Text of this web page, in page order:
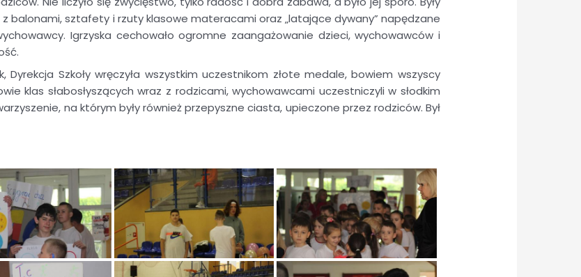
z balonami, sztafety i rzuty klasowe materacami oraz „latające dywany” napędzane
Igrzyska cechowało ogromne zaangażowanie dzieci, wychowawców i
Dyrekcja Szkoły wręczyła wszystkim uczestnikom złote medale, bowiem wszyscy
klas słabosłyszących wraz z rodzicami, wychowawcami uczestniczyli w słodkim
na którym były również przepyszne ciasta, upieczone przez rodziców. Był